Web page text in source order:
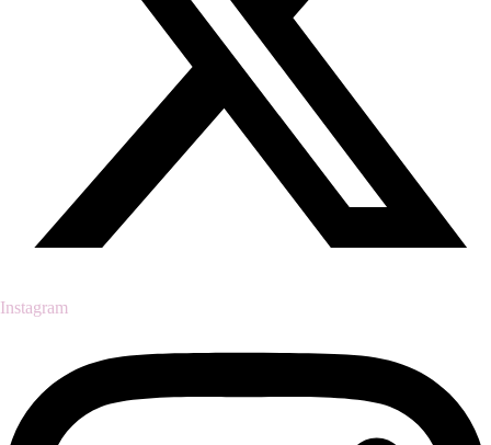
Instagram